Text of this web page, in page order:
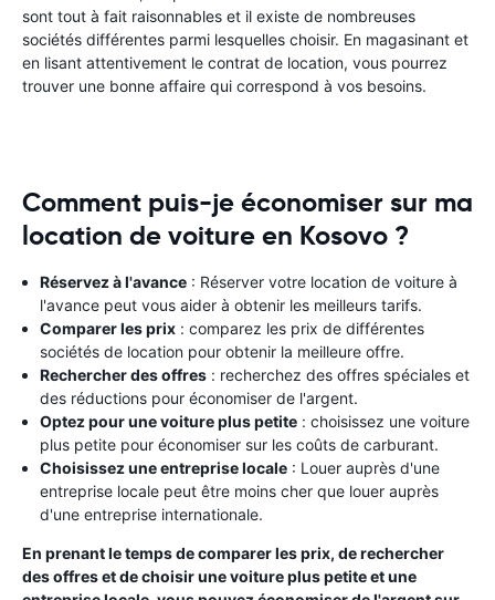
sont tout à fait raisonnables et il existe de nombreuses
sociétés différentes parmi lesquelles choisir. En magasinant et
en lisant attentivement le contrat de location, vous pourrez
trouver une bonne affaire qui correspond à vos besoins.
Comment puis-je économiser sur ma
location de voiture en Kosovo ?
Réservez à l'avance : Réserver votre location de voiture à
l'avance peut vous aider à obtenir les meilleurs tarifs.
Comparer les prix : comparez les prix de différentes
sociétés de location pour obtenir la meilleure offre.
Rechercher des offres : recherchez des offres spéciales et
des réductions pour économiser de l'argent.
Optez pour une voiture plus petite : choisissez une voiture
plus petite pour économiser sur les coûts de carburant.
Choisissez une entreprise locale : Louer auprès d'une
entreprise locale peut être moins cher que louer auprès
d'une entreprise internationale.
En prenant le temps de comparer les prix, de rechercher
des offres et de choisir une voiture plus petite et une